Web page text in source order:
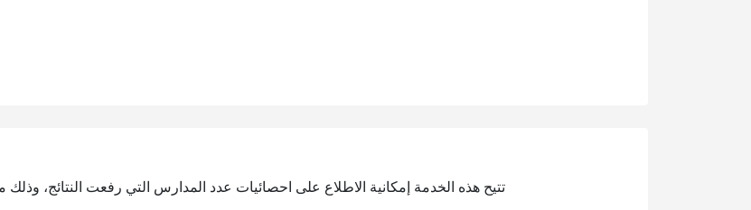
تتيح هذه الخدمة إمكانية الاطلاع على احصائيات عدد المدارس التي رفعت النتائج، وذلك